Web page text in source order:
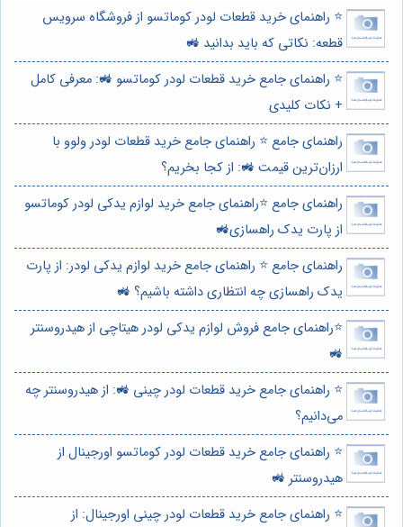
⭐️ راهنمای خرید قطعات لودر کوماتسو از فروشگاه سرویس
قطعه: نکاتی که باید بدانید 🚜
⭐️ راهنمای جامع خرید قطعات لودر کوماتسو 🚜: معرفی کامل
+ نکات کلیدی
راهنمای جامع ⭐️ راهنمای جامع خرید قطعات لودر ولوو با
ارزان‌ترین قیمت 🚜: از کجا بخریم؟
راهنمای جامع ⭐️راهنمای جامع خرید لوازم یدکی لودر کوماتسو
از پارت یدک راهسازی🚜
راهنمای جامع ⭐️ راهنمای جامع خرید لوازم یدکی لودر: از پارت
یدک راهسازی چه انتظاری داشته باشیم؟ 🚜
⭐️راهنمای جامع فروش لوازم یدکی لودر هیتاچی از هیدروسنتر
🚜
⭐️ راهنمای جامع خرید قطعات لودر چینی 🚜: از هیدروسنتر چه
می‌دانیم؟
⭐️ راهنمای جامع خرید قطعات لودر کوماتسو اورجینال از
هیدروسنتر 🚜
⭐️ راهنمای جامع خرید قطعات لودر چینی اورجینال: از